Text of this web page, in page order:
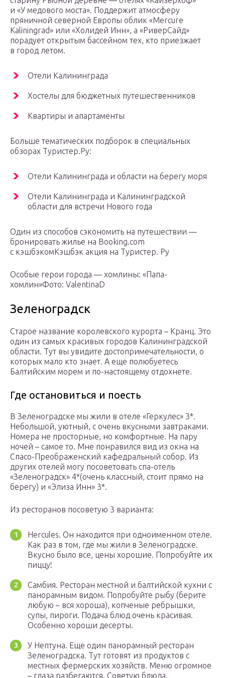
и «У медового моста». Поддержит атмосферу
пряничной северной Европы облик «Mercure
Kaliningrad» или «Холидей Инн», а «РиверСайд»
порадует открытым бассейном тех, кто приезжает
в город летом.
Отели Калининграда
Хостелы для бюджетных путешественников
Квартиры и апартаменты
Больше тематических подборок в специальных
обзорах Туристер.Ру:
Отели Калининграда и области на берегу моря
Отели Калининграда и Калининградской
области для встречи Нового года
Один из способов сэкономить на путешествии —
бронировать жилье на Booking.com
с кэшбэкомКэшбэк акция на Туристер. Ру
Особые герои города — хомлины: «Папа-
хомлин»Фото: ValentinaD
Зеленоградск
Старое название королевского курорта – Кранц. Это
один из самых красивых городов Калининградской
области. Тут вы увидите достопримечательности, о
которых мало кто знает. А еще полюбуетесь
Балтийским морем и по-настоящему отдохнете.
Где остановиться и поесть
В Зеленоградске мы жили в отеле «Геркулес» 3*.
Небольшой, уютный, с очень вкусными завтраками.
Номера не просторные, но комфортные. На пару
ночей – самое то. Мне понравился вид из окна на
Спасо-Преображенский кафедральный собор. Из
других отелей могу посоветовать спа-отель
«Зеленоградск» 4*(очень классный, стоит прямо на
берегу) и «Элиза Инн» 3*.
Из ресторанов посоветую 3 варианта:
Hercules. Он находится при одноименном отеле.
Как раз в том, где мы жили в Зеленоградске.
Вкусно было все, цены хорошие. Попробуйте их
пиццу!
Самбия. Ресторан местной и балтийской кухни с
панорамным видом. Попробуйте рыбу (берите
любую – вся хороша), копченые ребрышки,
супы, пироги. Подача блюд очень красивая.
Особенно хороши десерты.
У Нептуна. Еще один панорамный ресторан
Зеленоградска. Тут готовят из продуктов с
местных фермерских хозяйств. Меню огромное
– глаза разбегаются. Советую блюда,